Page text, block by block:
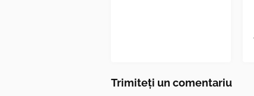
Trimiteți un comentariu